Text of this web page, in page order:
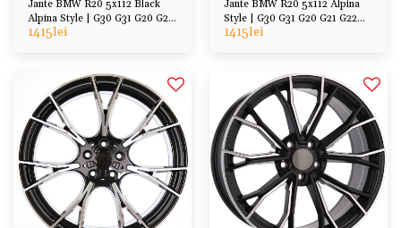
Jante BMW R20 5x112 Black
Alpina Style | G30 G31 G20 G21
G22 G32
1415lei
Jante BMW R20 5x112 Alpina
Style | G30 G31 G20 G21 G22
G32
1415lei